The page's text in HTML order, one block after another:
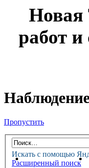
Новая
работ
Пропустить
Искать с помощью
Расширенный поиск
НОВАЯ ТЕОРИЯ